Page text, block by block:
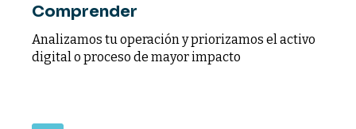
Comprender
Analizamos tu operación y priorizamos el activo
digital o proceso de mayor impacto